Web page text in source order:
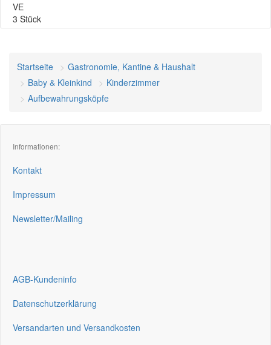
VE
3 Stück
Startseite
Gastronomie, Kantine & Haushalt
Baby & Kleinkind
Kinderzimmer
Aufbewahrungsköpfe
Informationen:
Kontakt
Impressum
Newsletter/Mailing
AGB-Kundeninfo
Datenschutzerklärung
Versandarten und Versandkosten